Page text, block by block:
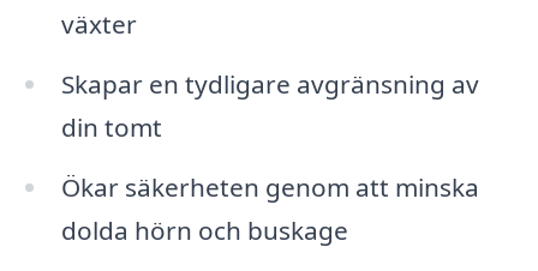
växter
Skapar en tydligare avgränsning av
din tomt
Ökar säkerheten genom att minska
dolda hörn och buskage